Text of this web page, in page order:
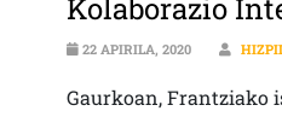
Kolaborazio
22 APIRILA, 2020
Gaurkoan, Frantziako